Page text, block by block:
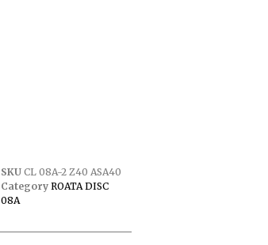
SKU CL 08A-2 Z40 ASA40
Category ROATA DISC
08A